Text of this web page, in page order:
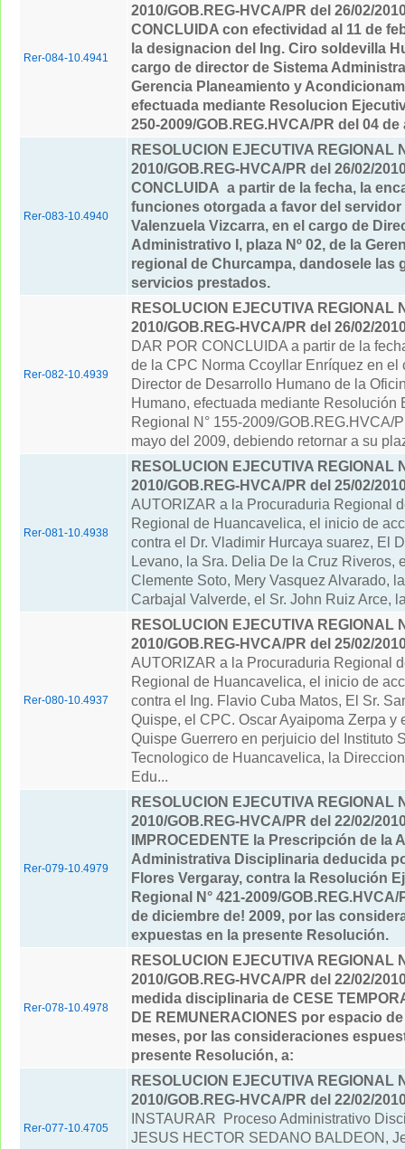
Rer-084-10.4941
2010/GOB.REG-HVCA/PR del 26/02/
CONCLUIDA con efectividad al 11 de
la designacion del Ing. Ciro soldevilla
cargo de director de Sistema
Gerencia Planeamiento y
efectuada mediante Resolucion
250-2009/GOB.REG.HVCA/PR del 04 de
Rer-083-10.4940
RESOLUCION EJECUTIVA REGIONAL
2010/GOB.REG-HVCA/PR del 26/02/
CONCLUIDA a partir de la fecha, la
funciones otorgada a favor del
Valenzuela Vizcarra, en el cargo de
Administrativo I, plaza Nº 02, de la
regional de Churcampa, dandosele las
servicios prestados.
Rer-082-10.4939
RESOLUCION EJECUTIVA REGIONAL
2010/GOB.REG-HVCA/PR del 26/02/
DAR POR CONCLUIDA a partir de la
de la CPC Norma Ccoyllar Enríquez en el
Director de Desarrollo Humano de la
Humano, efectuada mediante Resolución
Regional N° 155-2009/GOB.REG.HVCA/
mayo del 2009, debiendo retornar a su
Rer-081-10.4938
RESOLUCION EJECUTIVA REGIONAL
2010/GOB.REG-HVCA/PR del 25/02/
AUTORIZAR a la Procuraduria Regional
Regional de Huancavelica, el inicio de
contra el Dr. Vladimir Hurcaya suarez, El
Levano, la Sra. Delia De la Cruz Riveros,
Clemente Soto, Mery Vasquez Alvarado,
Carbajal Valverde, el Sr. John Ruiz Arce,
Rer-080-10.4937
RESOLUCION EJECUTIVA REGIONAL
2010/GOB.REG-HVCA/PR del 25/02/
AUTORIZAR a la Procuraduria Regional
Regional de Huancavelica, el inicio de
contra el Ing. Flavio Cuba Matos, El Sr.
Quispe, el CPC. Oscar Ayaipoma Zerpa y
Quispe Guerrero en perjuicio del Instituto
Tecnologico de Huancavelica, la
Edu...
Rer-079-10.4979
RESOLUCION EJECUTIVA REGIONAL
2010/GOB.REG-HVCA/PR del 22/02/
IMPROCEDENTE la Prescripción de la
Administrativa Disciplinaria deducida
Flores Vergaray, contra la Resolución
Regional N° 421-2009/
de diciembre de! 2009, por las
expuestas en la presente Resolución.
Rer-078-10.4978
RESOLUCION EJECUTIVA REGIONAL
2010/GOB.REG-HVCA/PR del 22/02/
medida disciplinaria de CESE
DE REMUNERACIONES por espacio
meses, por las consideraciones
presente Resolución, a:
Rer-077-10.4705
RESOLUCION EJECUTIVA REGIONAL
2010/GOB.REG-HVCA/PR del 22/02/
INSTAURAR Proceso Administrativo
JESUS HECTOR SEDANO BALDEON,